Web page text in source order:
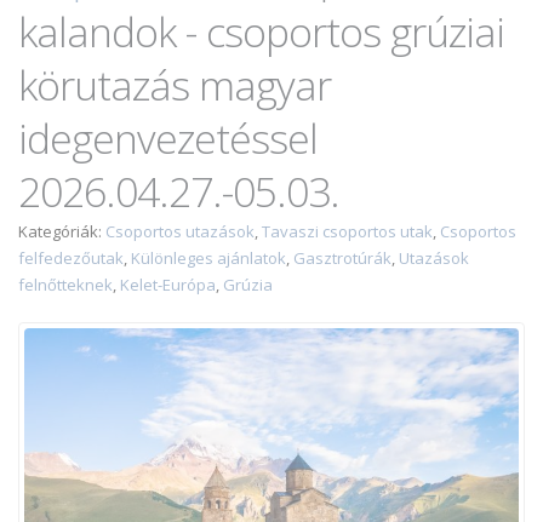
kalandok - csoportos grúziai
körutazás magyar
idegenvezetéssel
2026.04.27.-05.03.
Kategóriák: Csoportos utazások,Tavaszi csoportos utak, Csoportos
felfedezőutak, Különleges ajánlatok, Gasztrotúrák, Utazások
felnőtteknek, Kelet-Európa, Grúzia